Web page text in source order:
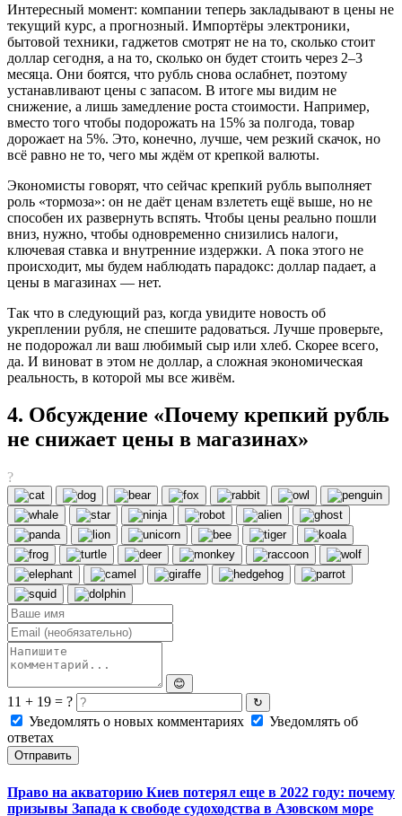
Интересный момент: компании теперь закладывают в цены не
текущий курс, а прогнозный. Импортёры электроники,
бытовой техники, гаджетов смотрят не на то, сколько стоит
доллар сегодня, а на то, сколько он будет стоить через 2–3
месяца. Они боятся, что рубль снова ослабнет, поэтому
устанавливают цены с запасом. В итоге мы видим не
снижение, а лишь замедление роста стоимости. Например,
вместо того чтобы подорожать на 15% за полгода, товар
дорожает на 5%. Это, конечно, лучше, чем резкий скачок, но
всё равно не то, чего мы ждём от крепкой валюты.
Экономисты говорят, что сейчас крепкий рубль выполняет
роль «тормоза»: он не даёт ценам взлететь ещё выше, но не
способен их развернуть вспять. Чтобы цены реально пошли
вниз, нужно, чтобы одновременно снизились налоги,
ключевая ставка и внутренние издержки. А пока этого не
происходит, мы будем наблюдать парадокс: доллар падает, а
цены в магазинах — нет.
Так что в следующий раз, когда увидите новость об
укреплении рубля, не спешите радоваться. Лучше проверьте,
не подорожал ли ваш любимый сыр или хлеб. Скорее всего,
да. И виноват в этом не доллар, а сложная экономическая
реальность, в которой мы все живём.
4. Обсуждение «Почему крепкий рубль
не снижает цены в магазинах»
?
😊
11 + 19 = ? ↻
Уведомлять о новых комментариях
Уведомлять об
ответах
Отправить
Право на акваторию Киев потерял еще в 2022 году: почему
призывы Запада к свободе судоходства в Азовском море